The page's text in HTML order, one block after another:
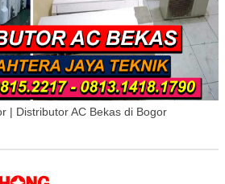
| Distributor AC Bekas di Bogor